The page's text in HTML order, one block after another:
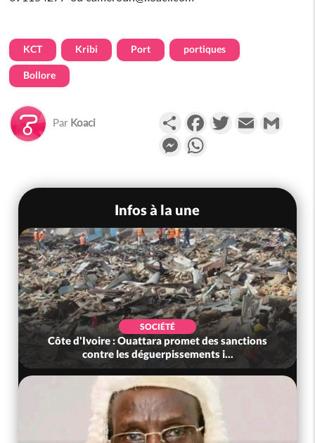
KCT Kribi Port portiques
Bollore
Par Koaci PartagerFacebookTwitterEmail
Messenger
Infos à la une
SOCIÉTÉ
Côte d'Ivoire : Ouattara promet des sanctions
contre les déguerpissements i...